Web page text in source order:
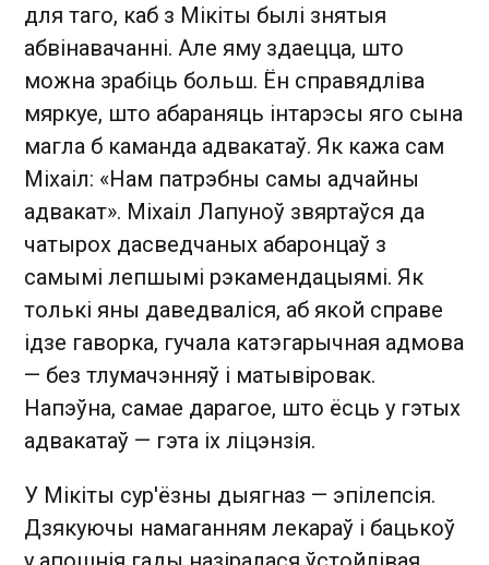
для таго, каб з Мікіты былі знятыя
абвінавачанні. Але яму здаецца, што
можна зрабіць больш. Ён справядліва
мяркуе, што абараняць інтарэсы яго сына
магла б каманда адвакатаў. Як кажа сам
Міхаіл: «Нам патрэбны самы адчайны
адвакат». Міхаіл Лапуноў звяртаўся да
чатырох дасведчаных абаронцаў з
самымі лепшымі рэкамендацыямі. Як
толькі яны даведваліся, аб якой справе
ідзе гаворка, гучала катэгарычная адмова
— без тлумачэнняў і матывіровак.
Напэўна, самае дарагое, што ёсць у гэтых
адвакатаў — гэта іх ліцэнзія.
У Мікіты сур'ёзны дыягназ — эпілепсія.
Дзякуючы намаганням лекараў і бацькоў